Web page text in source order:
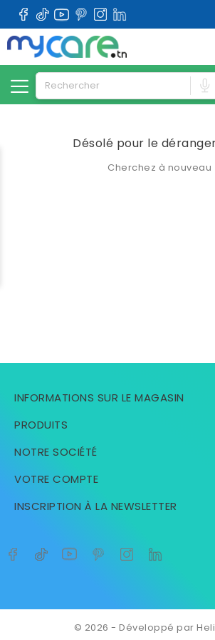
Désolé pour le
Cherchez à nouveau
INFORMATIONS SUR LE MAGASIN
PRODUITS
NOTRE SOCIÉTÉ
VOTRE COMPTE
INSCRIPTION À LA NEWSLETTER
© 2026 - Développé par